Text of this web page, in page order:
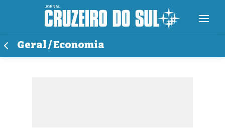
Geral / Economia